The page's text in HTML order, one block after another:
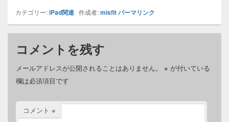
カテゴリー:iPad関連 作成者:misfitパーマリンク
コメントを残す
メールアドレスが公開されることはありません。 ※ が付いている
欄は必須項目です
コメント ※